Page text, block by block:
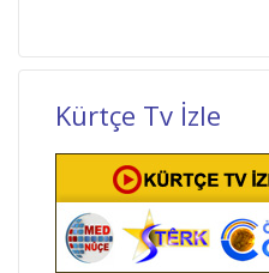
Kürtçe Tv İzle